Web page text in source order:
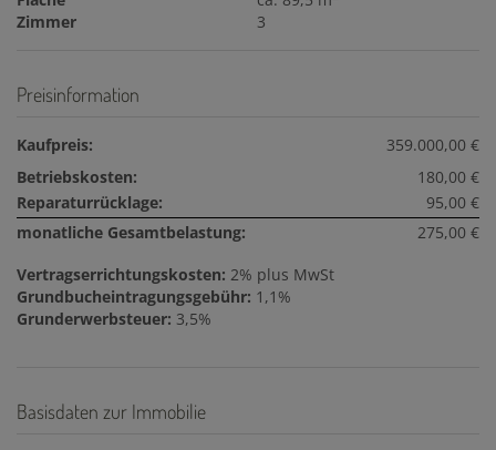
Zimmer 3
Preisinformation
Kaufpreis:
359.000,00 €
Betriebskosten:
180,00 €
Reparaturrücklage:
95,00 €
monatliche Gesamtbelastung:
275,00 €
Vertragserrichtungskosten: 2% plus MwSt
Grundbucheintragungsgebühr: 1,1%
Grunderwerbsteuer: 3,5%
Basisdaten zur Immobilie